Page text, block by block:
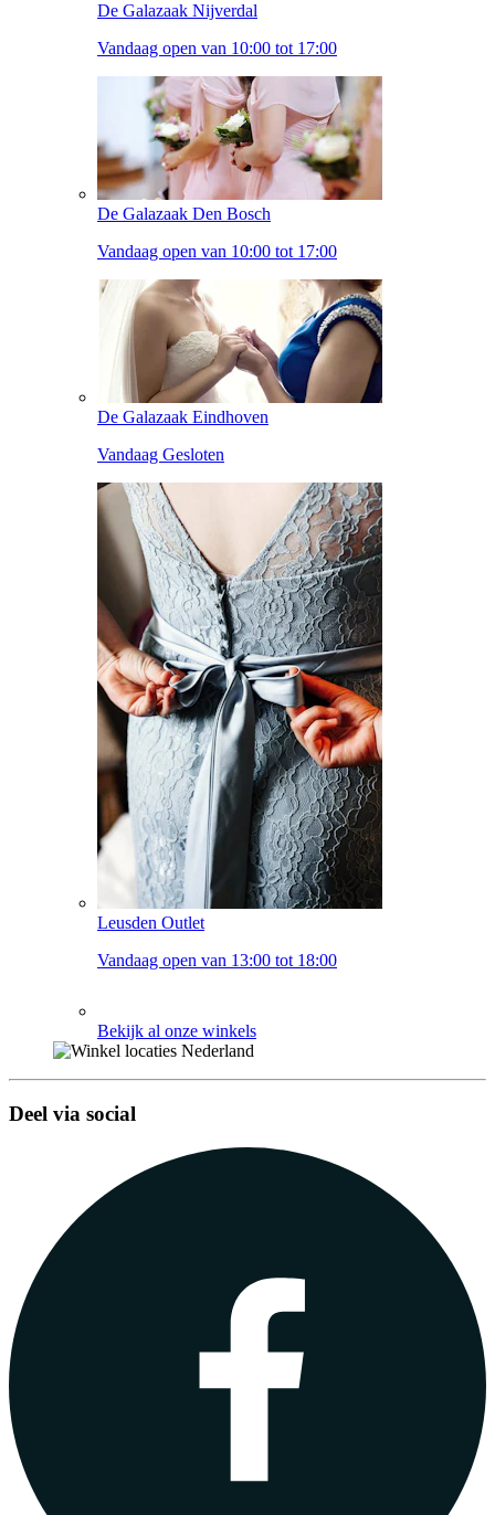
De Galazaak Nijverdal
Vandaag open van 10:00 tot 17:00
De Galazaak Den Bosch
Vandaag open van 10:00 tot 17:00
De Galazaak Eindhoven
Vandaag Gesloten
Leusden Outlet
Vandaag open van 13:00 tot 18:00
Bekijk al onze winkels
Deel via social